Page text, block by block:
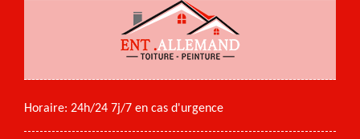
Horaire: 24h/24 7j/7 en cas d'urgence